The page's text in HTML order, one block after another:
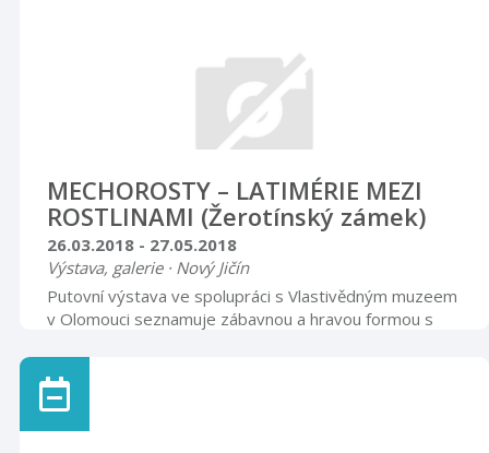
MECHOROSTY – LATIMÉRIE MEZI
ROSTLINAMI (Žerotínský zámek)
26.03.2018 - 27.05.2018
Výstava, galerie · Nový Jičín
Putovní výstava ve spolupráci s Vlastivědným muzeem
v Olomouci seznamuje zábavnou a hravou formou s
sál neděle 15. dubna 2018, 15.00 hodin